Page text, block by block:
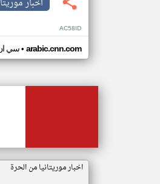
اخبار
AC58ID
سي• arabic.cnn.com
اخبار موريتانيا من الحرة